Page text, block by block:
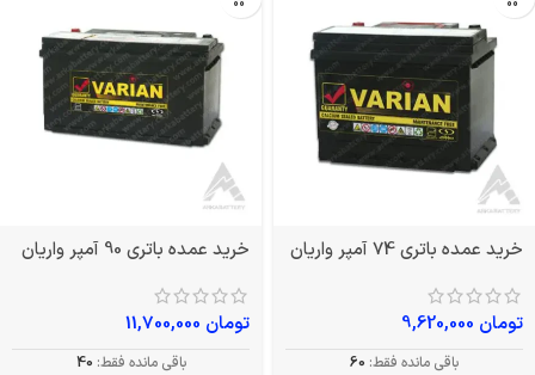
خرید عمده باتری 74 آمپر واریان
تومان
باقی مانده فقط: 60
خرید عمده باتری 90 آمپر واریان
تومان
باقی مانده فقط: 40